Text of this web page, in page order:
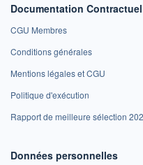
Documentation
CGU Membres
Conditions générales
Mentions légales et CGU
Politique d'exécution
Rapport de meilleure sélection
Données personnelles